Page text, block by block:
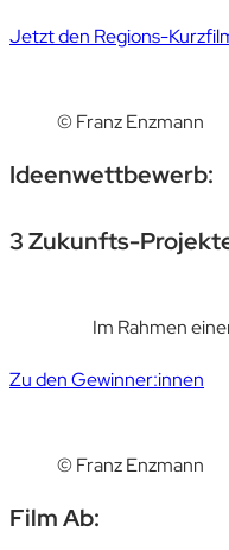
Jetzt den Regions-
© Franz Enzmann
Ideenwettbewerb:
3 Zukunfts-
Im Rahmen
Zu den Gewinner:innen
© Franz Enzmann
Film Ab: